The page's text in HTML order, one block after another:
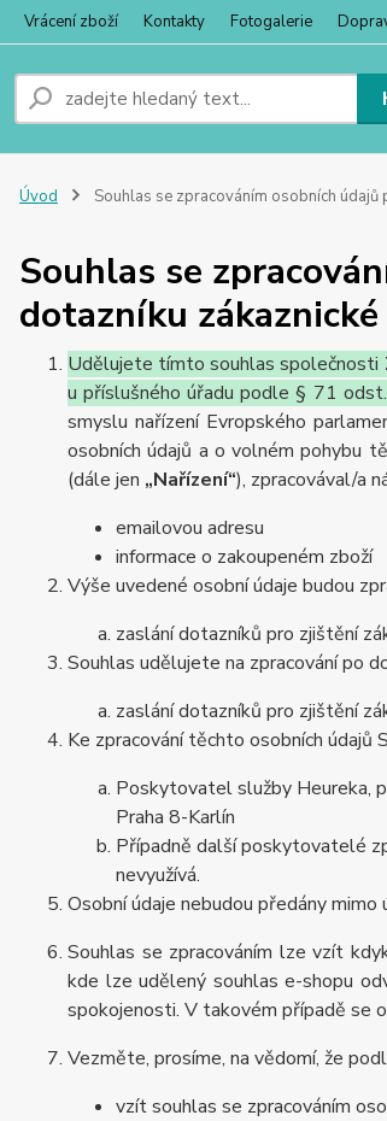
Vrácení zboží Kontakty Fotogalerie
Úvod Souhlas se zpracováním osobních
Souhlas se
dotazníku
Udělujete tímto souhlas společnosti
u příslušného úřadu podle § 71
smyslu nařízení Evropského
osobních údajů a o volném pohybu
(dále jen „Nařízení“), zpracovával/a
emailovou adresu
informace o zakoupeném zboží
Výše uvedené osobní údaje budou
zaslání dotazníků pro zjištění
Souhlas udělujete na zpracování po
zaslání dotazníků pro zjištění
Ke zpracování těchto osobních
Poskytovatel služby Heureka,
Praha 8-Karlín
Případně další poskytovatelé
nevyužívá.
Osobní údaje nebudou předány mimo
Souhlas se zpracováním lze vzít
kde lze udělený souhlas e-shopu
spokojenosti. V takovém případě se
Vezměte, prosíme, na vědomí, že
vzít souhlas se zpracováním